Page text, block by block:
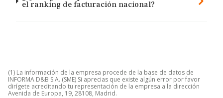
el ranking de facturación nacional?
(1) La información de la empresa procede de la base de datos de
INFORMA D&B S.A. (SME) Si aprecias que existe algún error por favor
dirígete acreditando tu representación de la empresa a la dirección
Avenida de Europa, 19, 28108, Madrid.